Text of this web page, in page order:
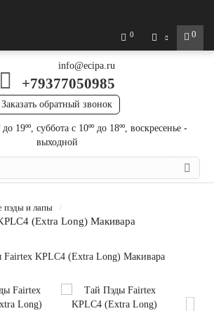
0
0
info@ecipa.ru
+79377050985
Заказать обратный звонок
19ºº, суббота с 10ºº до 18ºº, воскресенье -
выходной
пэды и лапы
(Extra Long) Макивара